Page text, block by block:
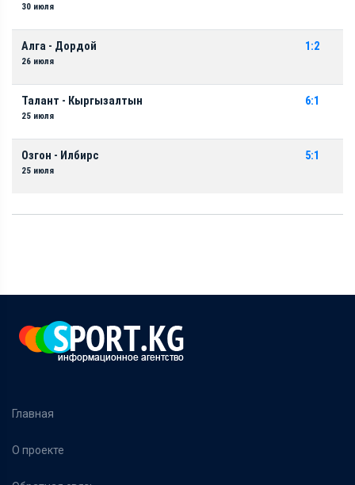
30 июля
Алга - Дордой
26 июля
1:2
Талант - Кыргызалтын
25 июля
6:1
Озгон - Илбирс
25 июля
5:1
Главная
О проекте